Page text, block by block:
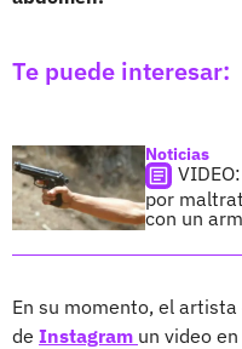
Te puede interesar:
Noticias
por
con un
En su momento, el
de Instagram un video